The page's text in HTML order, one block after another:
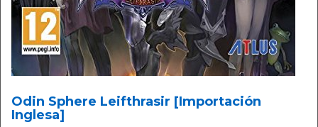
Odin Sphere Leifthrasir [Importación
Inglesa]